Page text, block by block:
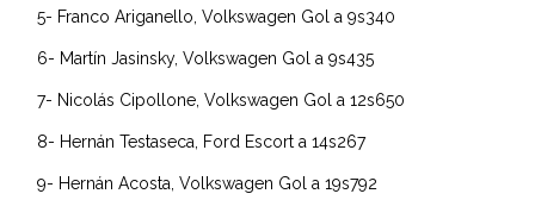
5- Franco Ariganello, Volkswagen Gol a 9s340
6- Martín Jasinsky, Volkswagen Gol a 9s435
7- Nicolás Cipollone, Volkswagen Gol a 12s650
8- Hernán Testaseca, Ford Escort a 14s267
9- Hernán Acosta, Volkswagen Gol a 19s792